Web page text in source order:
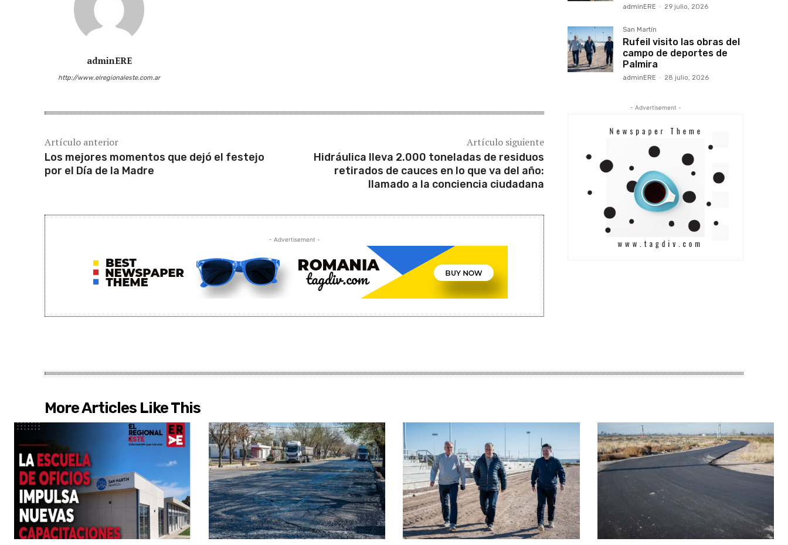
adminERE
http://www.elregionaleste.com.ar
Artículo anterior
Los mejores momentos que dejó el festejo
por el Día de la Madre
Artículo siguiente
Hidráulica lleva 2.000 toneladas de residuos
retirados de cauces en lo que va del año:
llamado a la conciencia ciudadana
- Advertisement -
adminERE - 29 julio, 2026
San Martín
Rufeil visito las obras del
campo de deportes de
Palmira
adminERE - 28 julio, 2026
- Advertisement -
More Articles Like This